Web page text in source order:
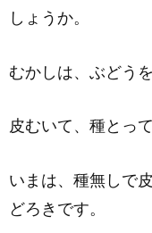
しょうか。
むかしは、ぶどう
皮むいて、種とっ
いまは、種無しで
どろきです。